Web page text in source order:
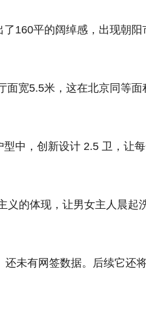
160平的阔绰感，出现朝阳
面宽5.5米 ，这在北京同等
中， 创新设计 2.5 卫 ，让
义的体现，让男女主人晨起
还未有网签数据。后续它还